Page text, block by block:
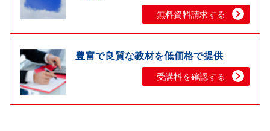
無料資料請求する
豊富で良質な教材を低価格で提供
受講料を確認する